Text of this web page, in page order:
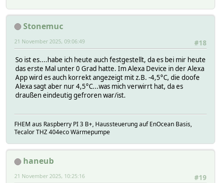
Stonemuc
#18
21 November 2025, 09:06:49
So ist es....habe ich heute auch festgestellt, da es bei mir heute
das erste Mal unter 0 Grad hatte. Im Alexa Device in der Alexa
App wird es auch korrekt angezeigt mit z.B. -4,5°C, die doofe
Alexa sagt aber nur 4,5°C...was mich verwirrt hat, da es
draußen eindeutig gefroren war/ist.
FHEM aus Raspberry PI 3 B+, Haussteuerung auf EnOcean Basis,
Tecalor THZ 404eco Wärmepumpe
haneub
#19
21 November 2025, 10:25:16